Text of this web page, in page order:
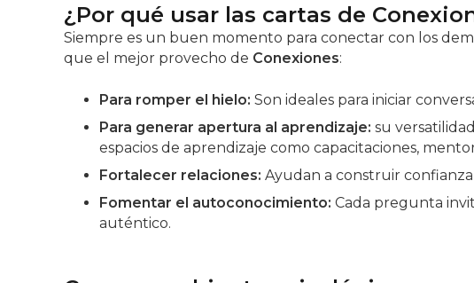
¿Por qué usar las cartas de
Siempre es un buen momento para conectar con los
que el mejor provecho de Conexiones:
Para romper el hielo: Son ideales para iniciar
Para generar apertura al aprendizaje: su
espacios de aprendizaje como capacitaciones,
Fortalecer relaciones: Ayudan a construir
Fomentar el autoconocimiento: Cada pregunta
auténtico.